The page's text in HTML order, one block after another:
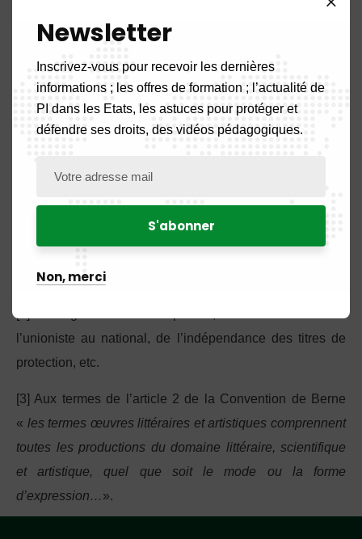
judiciaire.
Cette obligation générale est assortie de règles
spécifiques sur :
les procédures et mesures correctives civiles et
[1] Acronyme de l’Organisation Mondiale de la Propriété
Intellectuelle dont le siège est à Genève en Suisse.
l’unioniste au national, de l’indépendance des titres de
protection, etc.
[3] Aux termes de l’article 2 de la Convention de Berne
« les termes œuvres littéraires et artistiques comprennent
toutes les productions du domaine littéraire, scientifique
et artistique, quel que soit le mode ou la forme
d’expression… ».
Newsletter
Inscrivez-vous pour recevoir les dernières
informations ; les offres de formation ; l’actualité de
PI dans les Etats, les astuces pour protéger et
défendre ses droits, des vidéos pédagogiques.
Non, merci